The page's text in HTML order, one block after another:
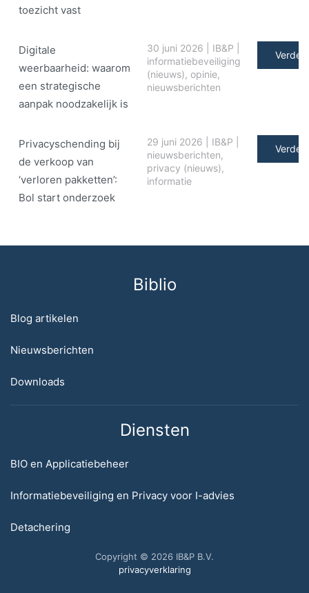
toezicht vast
Digitale
weerbaarheid: waarom
een strategische
aanpak noodzakelijk is
30 juni 2026 IB&P
informatiebeveiliging
(nieuws), opinie,
nieuwsberichten
Verder
Privacyschending bij
de verkoop van
‘verloren pakketten’:
Bol start onderzoek
29 juni 2026 IB&P
nieuwsberichten,
privacy (nieuws),
informatie
Verder
Biblio
Blog artikelen
Nieuwsberichten
Downloads
Diensten
BIO en Applicatiebeheer
Informatiebeveiliging en Privacy voor I-advies
Detachering
Copyright © 2026 IB&P B.V.
privacyverklaring